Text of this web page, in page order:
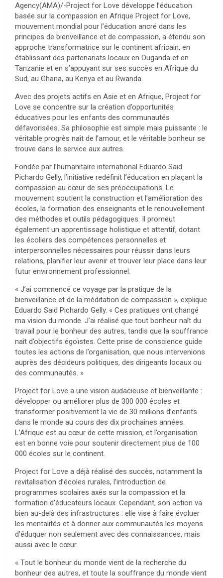
Agency(AMA)/-Project for Love développe l’éducation
basée sur la compassion en Afrique Project for Love,
mouvement mondial pour l’éducation ancré dans les
principes de bienveillance et de compassion, a étendu son
approche transformatrice sur le continent africain, en
établissant des partenariats locaux en Ouganda et en
Tanzanie et en s’appuyant sur ses succès en Afrique du
Sud, au Ghana, au Kenya et au Rwanda.
Avec des projets actifs en Asie et en Afrique, Project for
Love se concentre sur la création d’opportunités
éducatives pour les enfants des communautés
défavorisées. Sa philosophie est simple mais puissante : le
véritable progrès naît de l’amour, et le véritable bonheur se
trouve dans le service aux autres.
Fondée par l’humanitaire international Eduardo Said
Pichardo Gelly, l’initiative redéfinit l’éducation en plaçant la
compassion au cœur de ses préoccupations. Le
mouvement soutient la construction et l’amélioration des
écoles, la formation des enseignants et le renouvellement
des méthodes et outils pédagogiques. Il promeut
également un apprentissage holistique et attentif, dotant
les écoliers des compétences personnelles et
interpersonnelles nécessaires pour réussir dans leurs
relations, planifier leur avenir et trouver leur place dans leur
futur environnement professionnel.
« J’ai commencé ce voyage par la pratique de la
bienveillance et de la méditation de compassion », explique
Eduardo Said Pichardo Gelly. « Ces pratiques ont changé
ma vision du monde. J’ai réalisé que tout bonheur naît du
travail pour le bonheur des autres, tandis que la souffrance
naît d’objectifs égoïstes. Cette prise de conscience guide
toutes les actions de l’organisation, que nous intervenions
auprès des décideurs politiques, des dirigeants locaux ou
des communautés. »
Project for Love a une vision audacieuse et bienveillante :
développer ou améliorer plus de 300 000 écoles et
transformer positivement la vie de 30 millions d’enfants
dans le monde au cours des dix prochaines années.
L’Afrique est au cœur de cette mission, et l’organisation
est en bonne voie pour soutenir directement plus de 100
000 écoles sur le continent.
Project for Love a déjà réalisé des succès, notamment la
revitalisation d’écoles rurales, l’introduction de
programmes scolaires axés sur la compassion et la
formation d’éducateurs locaux. Cependant, son action va
bien au-delà des infrastructures : elle vise à faire évoluer
les mentalités et à donner aux communautés les moyens
d’éduquer non seulement avec des connaissances, mais
aussi avec le cœur.
« Tout le bonheur du monde vient de la recherche du
bonheur des autres, et toute la souffrance du monde vient